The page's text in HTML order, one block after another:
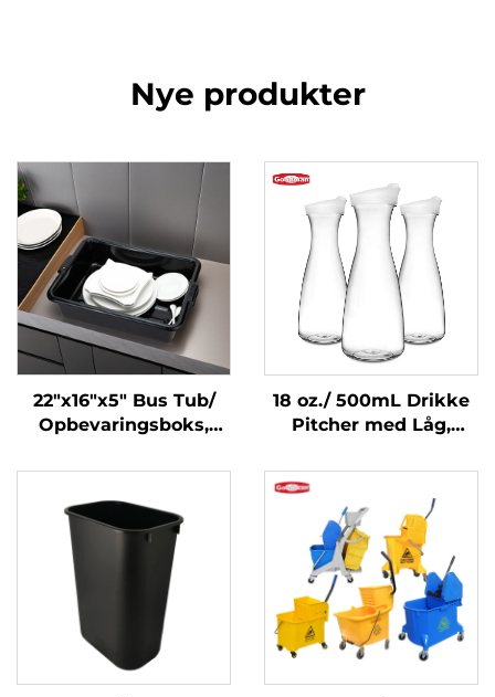
Nye produkter
22"x16"x5" Bus Tub/
Opbevaringsboks,
18 oz./ 500mL Drikke
Pitcher med Låg,